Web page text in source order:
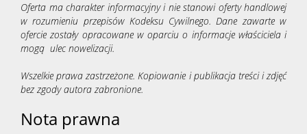
Oferta ma charakter informacyjny i nie stanowi oferty handlowej
w rozumieniu przepisów Kodeksu Cywilnego. Dane zawarte w
ofercie zostały opracowane w oparciu o informacje właściciela i
mogą ulec nowelizacji.
Wszelkie prawa zastrzeżone. Kopiowanie i publikacja treści i zdjęć
bez zgody autora zabronione.
Nota prawna